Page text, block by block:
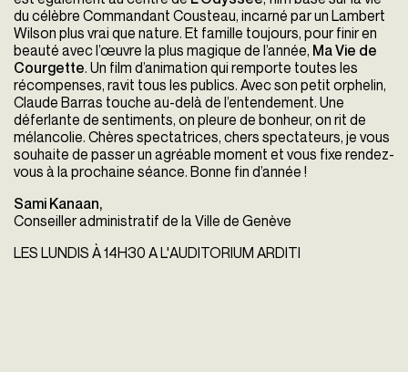
du célèbre Commandant Cousteau, incarné par un Lambert
Wilson plus vrai que nature. Et famille toujours, pour finir en
beauté avec l’œuvre la plus magique de l’année, Ma Vie de
Courgette. Un film d’animation qui remporte toutes les
récompenses, ravit tous les publics. Avec son petit orphelin,
Claude Barras touche au-delà de l’entendement. Une
déferlante de sentiments, on pleure de bonheur, on rit de
mélancolie. Chères spectatrices, chers spectateurs, je vous
souhaite de passer un agréable moment et vous fixe rendez-
vous à la prochaine séance. Bonne fin d’année !
Sami Kanaan,
Conseiller administratif de la Ville de Genève
LES LUNDIS À 14H30 A L'AUDITORIUM ARDITI